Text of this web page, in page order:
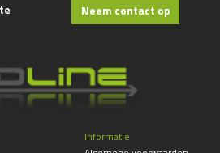
Neem contact op
Informatie